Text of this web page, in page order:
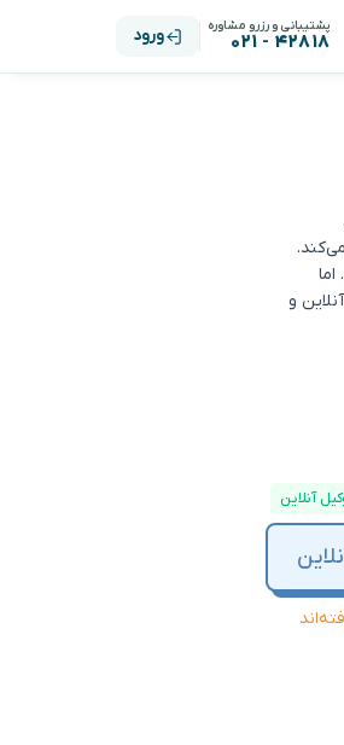
پشتیبانی و رزرو مشاوره
۴۲۸۱۸ - ۰۲۱ ورود
و